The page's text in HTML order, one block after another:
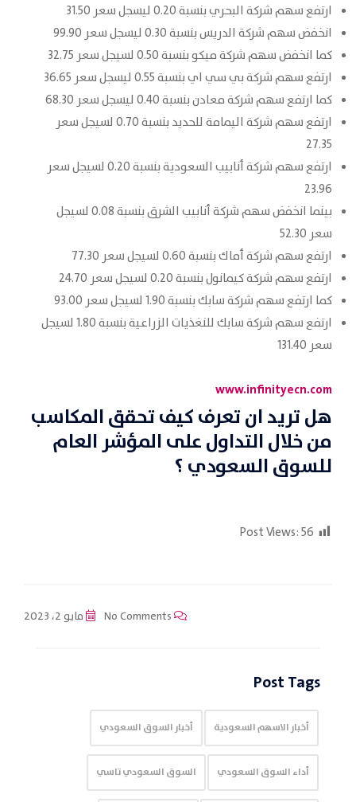
ارتفع سهم شركة البحري بنسبة 0.20 ليسجل سعر 31.50
انخفض سهم شركة الدريس بنسبة 0.30 ليسجل سعر 99.90
كما انخفض سهم شركة ميكو بنسبة 0.50 لسيجل سعر 32.75
ارتفع سهم شركة بي سي اي بنسبة 0.55 ليسجل سعر 36.65
كما ارتفع سهم شركة معادن بنسبة 0.40 ليسجل سعر 68.30
ارتفع سهم شركة اليمامة للحديد بنسبة 0.70 لسيجل سعر
27.35
ارتفع سهم شركة أنابيب السعودية بنسبة 0.20 لسيجل سعر
23.96
بينما انخفض سهم شركة أنابيب الشرق بنسبة 0.08 لسيجل
سعر 52.30
ارتفع سهم شركة أماك بنسبة 0.60 لسيجل سعر 77.30
ارتفع سهم شركة كيمانول بنسبة 0.20 لسيجل سعر 24.70
كما ارتفع سهم شركة سابك بنسبة 1.90 لسيجل سعر 93.00
ارتفع سهم شركة سابك للنغذيات الزراعية بنسبة 1.80 لسيجل
سعر 131.40
www.infinityecn.com
هل تريد ان تعرف كيف تحقق المكاسب
من خلال التداول على المؤشر العام
للسوق السعودي ؟
Post Views:56
مايو 2، 2023
Post Tags
أخبار الاسهم السعودية أخبار السوق السعودي
أداء السوق السعودي السوق السعودي تاسي